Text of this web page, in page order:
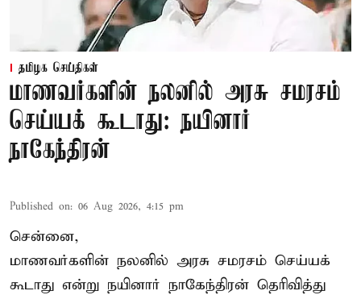
தமிழக செய்திகள்
மாணவர்களின் நலனில் அரசு சமரசம்
செய்யக் கூடாது: நயினார்
நாகேந்திரன்
Published on: 06 Aug 2026, 4:15 pm
சென்னை,
மாணவர்களின் நலனில் அரசு சமரசம் செய்யக்
கூடாது என்று நயினார் நாகேந்திரன் தெரிவித்து